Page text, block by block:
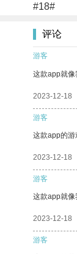
#18#
评论
游客
这款app就像
2023-12-18
游客
这款app的游
2023-12-18
游客
这款app就像
2023-12-18
游客